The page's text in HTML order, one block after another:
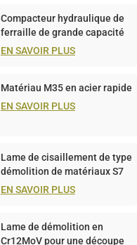
Compacteur hydraulique de
ferraille de grande capacité
de 1 000 tonnes
EN SAVOIR PLUS
Matériau M35 en acier rapide
EN SAVOIR PLUS
Lame de cisaillement de type
démolition de matériaux S7
pour la découpe de plaques
EN SAVOIR PLUS
Lame de démolition en
Cr12MoV pour une découpe